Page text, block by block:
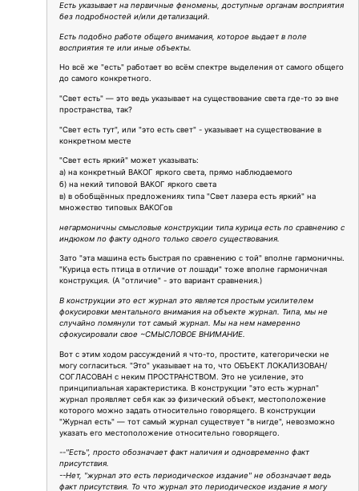
Есть указывает на первичные феномены, доступные органам восприятия
без подробностей и/или детализаций.
Есть подобно работе общего внимания, которое выдает в поле
восприятия те или иные объекты.
Но всё же "есть" работает во всём спектре выделения от самого общего
до самого конкретного.
"Свет есть" — это ведь указывает на существование света где-то ээ вне
пространства, так?
"Свет есть тут", или "это есть свет" - указывает на существование в
конкретном месте
"Свет есть яркий" может указывать:
а) на конкретный ВАКОГ яркого света, прямо наблюдаемого
б) на некий типовой ВАКОГ яркого света
в) в обобщённых предложениях типа "Свет лазера есть яркий" на
множество типовых ВАКОГов
негармоничны смысловые конструкции типа курица есть по сравнению с
индюком по факту одного только своего существования.
Зато "эта машина есть быстрая по сравнению с той" вполне гармоничны.
"Курица есть птица в отличие от лошади" тоже вполне гармоничная
конструкция. (А "отличие" - это вариант сравнения.)
В конструкции это ест журнал это является простым усилителем
фокусировки ментального внимания на объекте журнал. Типа, мы не
случайно помянули тот самый журнал. Мы на нем намеренно
сфокусировали свое ~СМЫСЛОВОЕ ВНИМАНИЕ.
Вот с этим ходом рассуждений я что-то, простите, категорически не
могу согласиться. "Это" указывает на то, что ОБЪЕКТ ЛОКАЛИЗОВАН/
СОГЛАСОВАН с неким ПРОСТРАНСТВОМ. Это не усиление, это
принципиальная характеристика. В конструкции "это есть журнал"
журнал проявляет себя как ээ физический объект, местоположение
которого можно задать относительно говорящего. В конструкции
"Журнал есть" — тот самый журнал существует "в нигде", невозможно
указать его местоположение относительно говорящего.
--"Есть", просто обозначает факт наличия и одновременно факт
присутствия.
--Нет, "журнал это есть периодическое издание" не обозначает ведь
факт присутствия. То что журнал это периодическое издание я могу